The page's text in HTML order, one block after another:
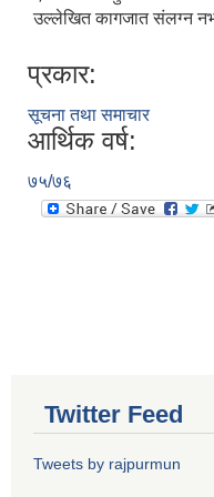
उल्लेखित कागजात संलग्न
प्रकार:
सूचना तथा समाचार
आर्थिक वर्ष:
७५/७६
Twitter Feed
Tweets by rajpurmun